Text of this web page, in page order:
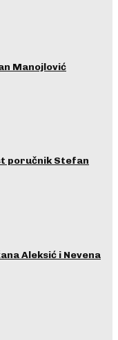
Manojlović
poručnik Stefan
Aleksić i Nevena